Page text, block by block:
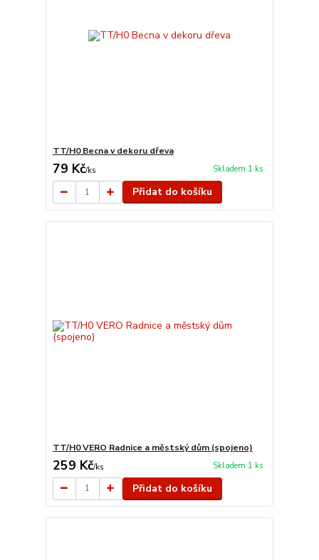
TT/H0 Becna v dekoru dřeva
79 Kč/ks Skladem 1 ks
Přidat do košíku
TT/H0 VERO Radnice a městský dům (spojeno)
259 Kč/ks Skladem 1 ks
Přidat do košíku